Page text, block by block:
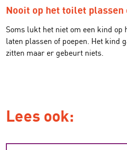
Nooit op het toilet plassen
Soms lukt het niet om een kind op
laten plassen of poepen. Het kind
zitten maar er gebeurt niets.
Lees ook: